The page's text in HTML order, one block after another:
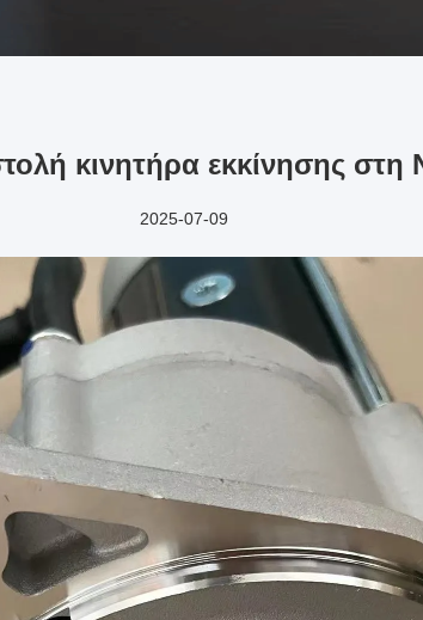
κινητήρα εκκίνησης στη
2025-07-09